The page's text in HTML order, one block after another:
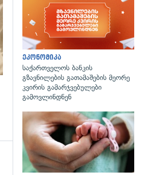
ეკონომიკა
საქართველოს ბანკის
გზავნილების გათამაშების მეორე
კვირის გამარჯვებულები
გამოვლინდნენ